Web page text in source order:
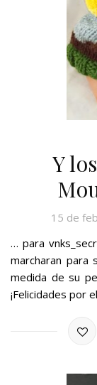
Y
15 de
… para
marcharan para
medida de su
¡Felicidades por